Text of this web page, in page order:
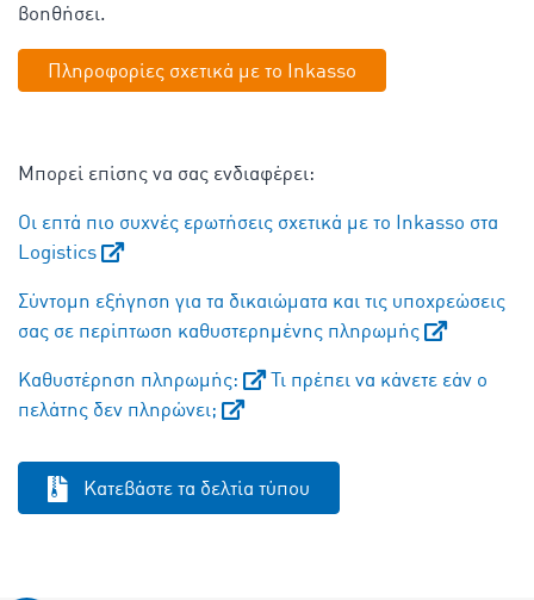
βοηθήσει.
Πληροφορίες σχετικά με το Inkasso
Μπορεί επίσης να σας ενδιαφέρει:
Οι επτά πιο συχνές ερωτήσεις σχετικά με το Inkasso στα
Logistics
Σύντομη εξήγηση για τα δικαιώματα και τις υποχρεώσεις
σας σε περίπτωση καθυστερημένης πληρωμής
Καθυστέρηση πληρωμής:
Τι πρέπει να κάνετε εάν ο
πελάτης δεν πληρώνει;
Κατεβάστε τα δελτία τύπου